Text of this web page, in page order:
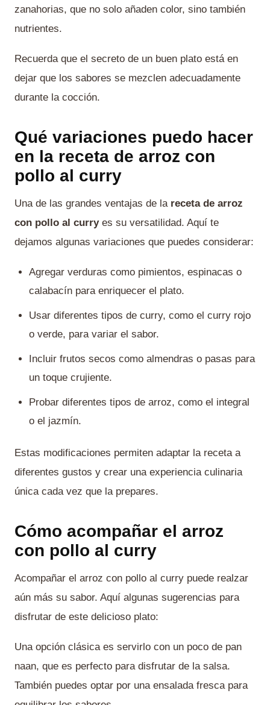
zanahorias, que no solo añaden color, sino también
nutrientes.
Recuerda que el secreto de un buen plato está en
dejar que los sabores se mezclen adecuadamente
durante la cocción.
Qué variaciones puedo hacer
en la receta de arroz con
pollo al curry
Una de las grandes ventajas de la receta de arroz
con pollo al curryes su versatilidad. Aquí te
dejamos algunas variaciones que puedes considerar:
Agregar verduras como pimientos, espinacas o
calabacín para enriquecer el plato.
Usar diferentes tipos de curry, como el curry rojo
o verde, para variar el sabor.
Incluir frutos secos como almendras o pasas para
un toque crujiente.
Probar diferentes tipos de arroz, como el integral
o el jazmín.
Estas modificaciones permiten adaptar la receta a
diferentes gustos y crear una experiencia culinaria
única cada vez que la prepares.
Cómo acompañar el arroz
con pollo al curry
Acompañar el arroz con pollo al curry puede realzar
aún más su sabor. Aquí algunas sugerencias para
disfrutar de este delicioso plato:
Una opción clásica es servirlo con un poco de pan
naan, que es perfecto para disfrutar de la salsa.
También puedes optar por una ensalada fresca para